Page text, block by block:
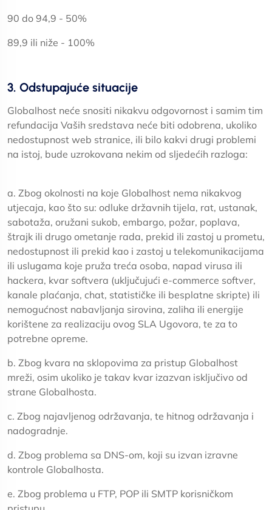
90 do 94,9 - 50%
89,9 ili niže - 100%
3. Odstupajuće situacije
Globalhost neće snositi nikakvu odgovornost i samim tim
refundacija Vaših sredstava neće biti odobrena, ukoliko
nedostupnost web stranice, ili bilo kakvi drugi problemi
na istoj, bude uzrokovana nekim od sljedećih razloga:
a. Zbog okolnosti na koje Globalhost nema nikakvog
utjecaja, kao što su: odluke državnih tijela, rat, ustanak,
sabotaža, oružani sukob, embargo, požar, poplava,
štrajk ili drugo ometanje rada, prekid ili zastoj u prometu,
nedostupnost ili prekid kao i zastoj u telekomunikacijama
ili uslugama koje pruža treća osoba, napad virusa ili
hackera, kvar softvera (uključujući e-commerce softver,
kanale plaćanja, chat, statističke ili besplatne skripte) ili
nemogućnost nabavljanja sirovina, zaliha ili energije
korištene za realizaciju ovog SLA Ugovora, te za to
potrebne opreme.
b. Zbog kvara na sklopovima za pristup Globalhost
mreži, osim ukoliko je takav kvar izazvan isključivo od
strane Globalhosta.
c. Zbog najavljenog održavanja, te hitnog održavanja i
nadogradnje.
d. Zbog problema sa DNS-om, koji su izvan izravne
kontrole Globalhosta.
e. Zbog problema u FTP, POP ili SMTP korisničkom